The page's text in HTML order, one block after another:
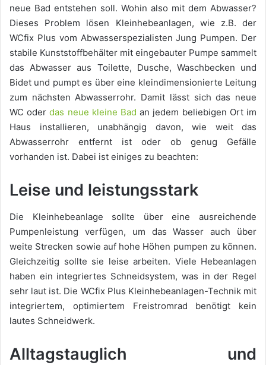
neue Bad entstehen soll. Wohin also mit dem Abwasser?
Dieses Problem lösen Kleinhebeanlagen, wie z.B. der
WCfix Plus vom Abwasserspezialisten Jung Pumpen. Der
stabile Kunststoffbehälter mit eingebauter Pumpe sammelt
das Abwasser aus Toilette, Dusche, Waschbecken und
Bidet und pumpt es über eine kleindimensionierte Leitung
zum nächsten Abwasserrohr. Damit lässt sich das neue
WC oderdas neue kleine Bad an jedem beliebigen Ort im
Haus installieren, unabhängig davon, wie weit das
Abwasserrohr entfernt ist oder ob genug Gefälle
vorhanden ist. Dabei ist einiges zu beachten:
Leise und leistungsstark
Die Kleinhebeanlage sollte über eine ausreichende
Pumpenleistung verfügen, um das Wasser auch über
weite Strecken sowie auf hohe Höhen pumpen zu können.
Gleichzeitig sollte sie leise arbeiten. Viele Hebeanlagen
haben ein integriertes Schneidsystem, was in der Regel
sehr laut ist. Die WCfix Plus Kleinhebeanlagen-Technik mit
integriertem, optimiertem Freistromrad benötigt kein
lautes Schneidwerk.
Alltagstauglich und